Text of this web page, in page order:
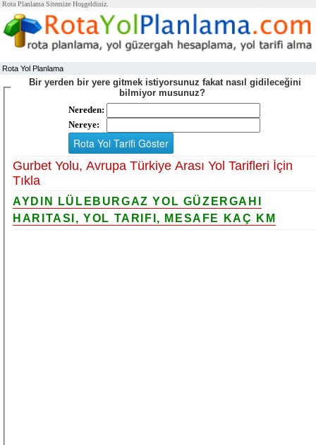
Rota Planlama Sitemize Hoşgeldiniz.
Rota Yol Planlama
Bir yerden bir yere gitmek istiyorsunuz fakat nasıl gidileceğini
bilmiyor musunuz?
Nereden:
Nereye:
Gurbet Yolu, Avrupa Türkiye Arası Yol Tarifleri İçin
Tıkla
AYDIN LÜLEBURGAZ YOL GÜZERGAHI
HARITASI, YOL TARIFI, MESAFE KAÇ KM